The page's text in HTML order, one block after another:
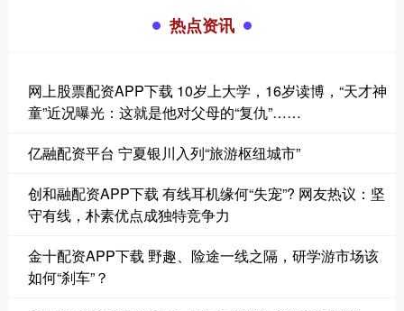
热点资讯
网上股票配资APP下载 10岁上大学，16岁读博，“天才神
童”近况曝光：这就是他对父母的“复仇”……
亿融配资平台 宁夏银川入列“旅游枢纽城市”
创和融配资APP下载 有线耳机缘何“失宠”? 网友热议：坚
守有线，朴素优点成独特竞争力
金十配资APP下载 野趣、险途一线之隔，研学游市场该
如何“刹车”？